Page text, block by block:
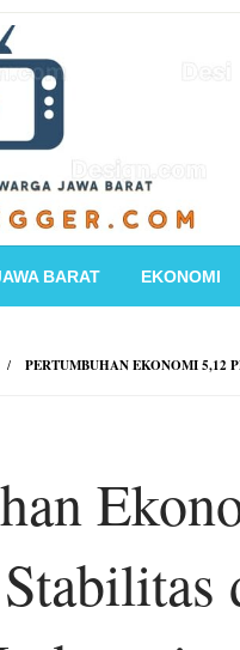
BARAT EKONOMI
PERTUMBUHAN EKONOMI 5,12